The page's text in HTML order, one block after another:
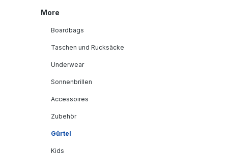
More
Boardbags
Taschen und Rucksäcke
Underwear
Sonnenbrillen
Accessoires
Zubehör
Gürtel
Kids